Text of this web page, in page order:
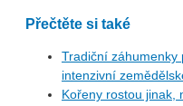
Přečtěte si také
Tradiční
intenzivní
Kořeny rostou jinak,